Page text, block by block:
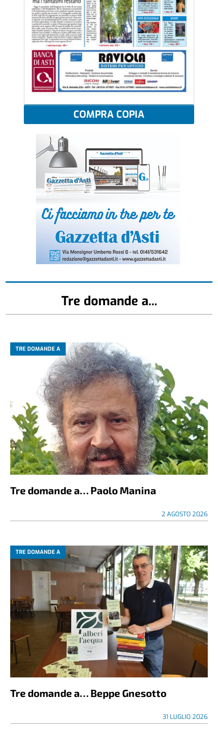
COMPRA COPIA
Tre domande a...
TRE DOMANDE A
Tre domande a… Paolo Manina
2 AGOSTO 2026
TRE DOMANDE A
Tre domande a… Beppe Gnesotto
31 LUGLIO 2026